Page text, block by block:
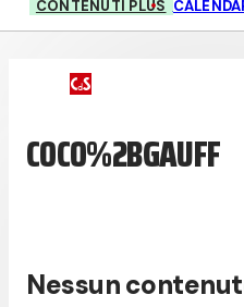
CONTENUTI PLUS
COCO%2BGAUFF
Nessun